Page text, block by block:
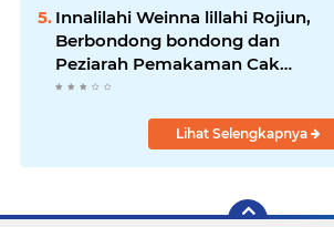
Innalilahi Weinna lillahi Rojiun,
Berbondong bondong dan
Peziarah Pemakaman Cak
Soleh.
Lihat Selengkapnya